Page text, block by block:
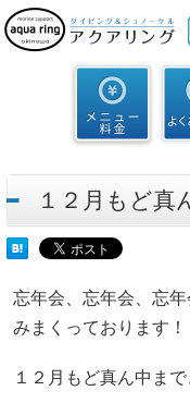
１２月もど真
忘年会、忘年会、忘
みまくっております！
１２月もど真ん中まで